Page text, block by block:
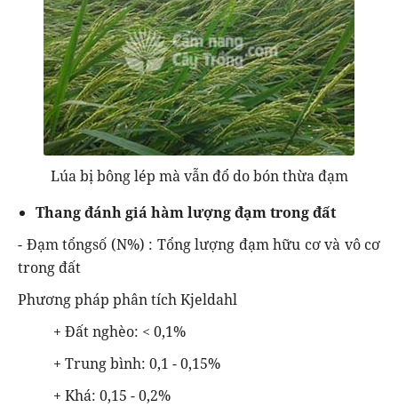
Lúa bị bông lép mà vẫn đổ do bón thừa đạm
Thang đánh giá hàm lượng đạm trong đất
- Đạm tổngsố (N%) : Tổng lượng đạm hữu cơ và vô cơ
trong đất
Phương pháp phân tích Kjeldahl
+ Đất nghèo: < 0,1%
+ Trung bình: 0,1 - 0,15%
+ Khá: 0,15 - 0,2%